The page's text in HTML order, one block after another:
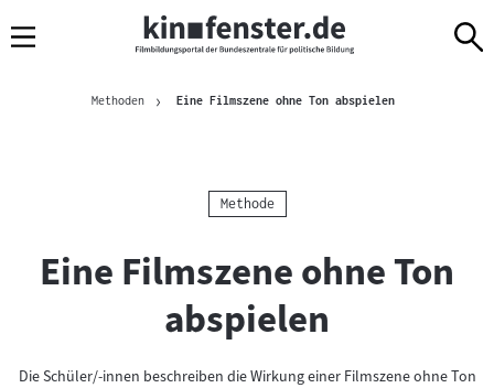
Navigation
zum
zur
Brotkrümelnavigation
Methoden Eine Filmszene ohne Ton abspielenAktuelle Seite
Kategorie:
Methode
Eine Filmszene ohne Ton
abspielen
Die Schüler/-innen beschreiben die Wirkung einer Filmszene ohne Ton